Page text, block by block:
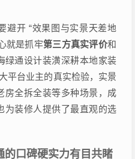
避开 “效果图与实景天差地
就是抓牢第三方真实评价和
绿通设计装潢深耕本地家装
平台业主的真实检验，实景
房全拆全装等多种场景，成
为装修人提供了最直观的选
的口碑硬实力有目共睹